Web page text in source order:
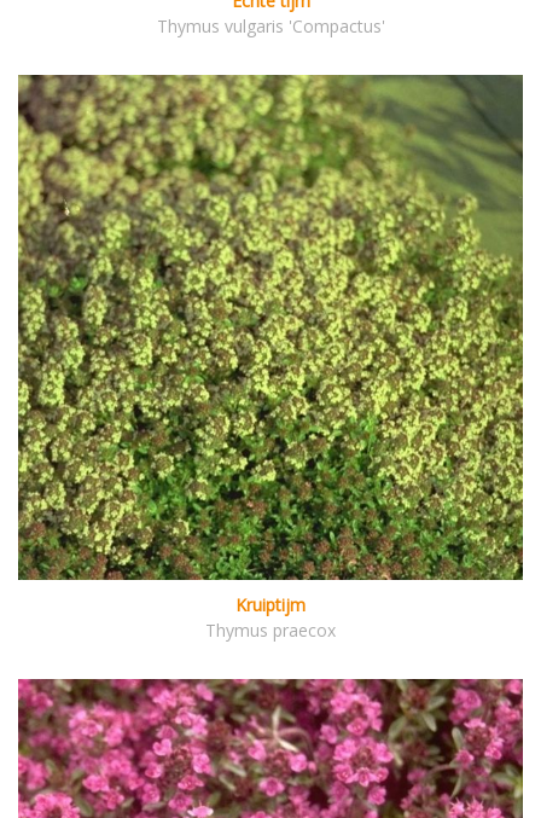
Thymus vulgaris 'Compactus'
Kruiptijm
Thymus praecox